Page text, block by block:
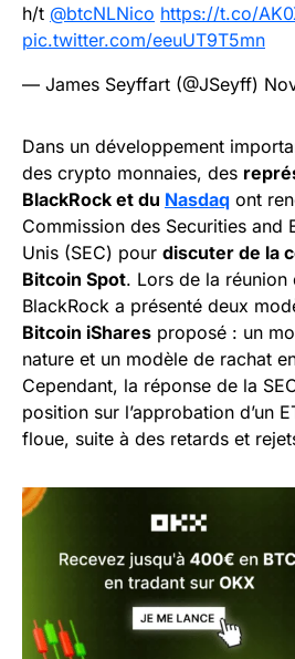
h/t @btcNLNico https://t.co/
pic.twitter.com/eeuUT9T5mn
— James Seyffart (@JSeyff)
Dans un développement
des crypto monnaies, des
BlackRock et du Nasdaq ont
Commission des Securities and
Unis (SEC) pour discuter de la
Bitcoin Spot. Lors de la
BlackRock a présenté deux
Bitcoin iShares proposé : un
nature et un modèle de rachat
Cependant, la réponse de la
position sur l’approbation d’un
floue, suite à des retards et